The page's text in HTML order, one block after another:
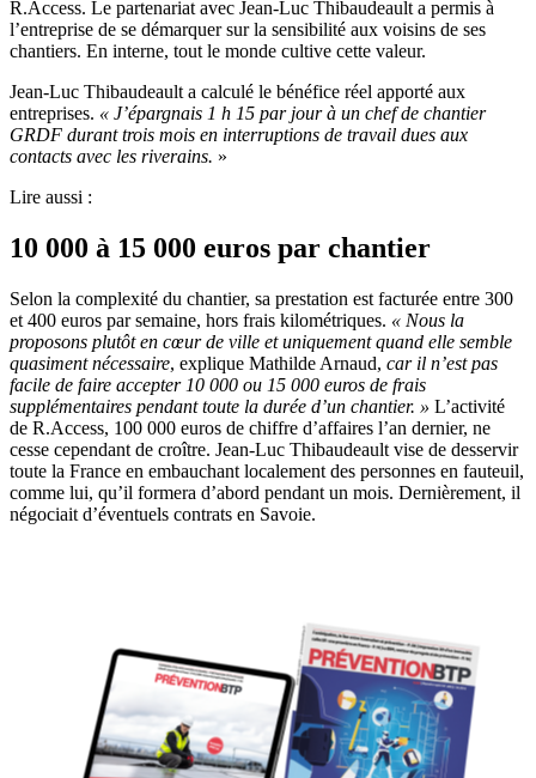
R.Access. Le partenariat avec Jean-Luc Thibaudeault a permis à
l’entreprise de se démarquer sur la sensibilité aux voisins de ses
chantiers. En interne, tout le monde cultive cette valeur.
Jean-Luc Thibaudeault a calculé le bénéfice réel apporté aux
entreprises. « J’épargnais 1 h 15 par jour à un chef de chantier
GRDF durant trois mois en interruptions de travail dues aux
contacts avec les riverains. »
Lire aussi :
10 000 à 15 000 euros par chantier
Selon la complexité du chantier, sa prestation est facturée entre 300
et 400 euros par semaine, hors frais kilométriques. « Nous la
proposons plutôt en cœur de ville et uniquement quand elle semble
quasiment nécessaire, explique Mathilde Arnaud, car il n’est pas
facile de faire accepter 10 000 ou 15 000 euros de frais
supplémentaires pendant toute la durée d’un chantier. » L’activité
de R.Access, 100 000 euros de chiffre d’affaires l’an dernier, ne
cesse cependant de croître. Jean-Luc Thibaudeault vise de desservir
toute la France en embauchant localement des personnes en fauteuil,
comme lui, qu’il formera d’abord pendant un mois. Dernièrement, il
négociait d’éventuels contrats en Savoie.